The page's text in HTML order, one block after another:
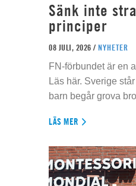
Sänk inte
principer
08 JULI, 2026 / NYHETER
FN-förbundet är en
Läs här. Sverige
barn begår grova
LÄS MER